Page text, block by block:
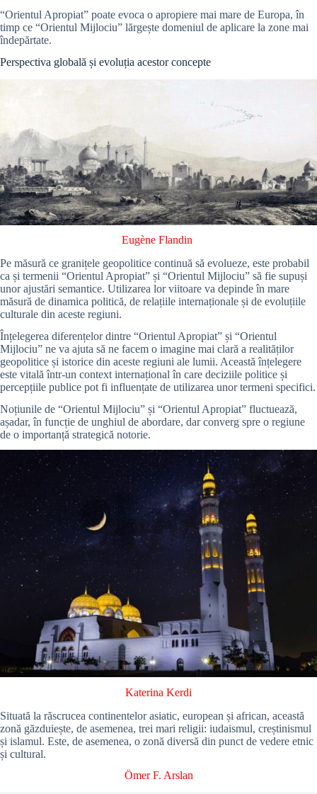
“Orientul Apropiat” poate evoca o apropiere mai mare de Europa, în
timp ce “Orientul Mijlociu” lărgește domeniul de aplicare la zone mai
îndepărtate.
Perspectiva globală și evoluția acestor concepte
Eugène Flandin
Pe măsură ce granițele geopolitice continuă să evolueze, este probabil
ca și termenii “Orientul Apropiat” și “Orientul Mijlociu” să fie supuși
unor ajustări semantice. Utilizarea lor viitoare va depinde în mare
măsură de dinamica politică, de relațiile internaționale și de evoluțiile
culturale din aceste regiuni.
Înțelegerea diferențelor dintre “Orientul Apropiat” și “Orientul
Mijlociu” ne va ajuta să ne facem o imagine mai clară a realităților
geopolitice și istorice din aceste regiuni ale lumii. Această înțelegere
este vitală într-un context internațional în care deciziile politice și
percepțiile publice pot fi influențate de utilizarea unor termeni specifici.
Noțiunile de “Orientul Mijlociu” și “Orientul Apropiat” fluctuează,
așadar, în funcție de unghiul de abordare, dar converg spre o regiune
de o importanță strategică notorie.
Katerina Kerdi
Situată la răscrucea continentelor asiatic, european și african, această
zonă găzduiește, de asemenea, trei mari religii: iudaismul, creștinismul
și islamul. Este, de asemenea, o zonă diversă din punct de vedere etnic
și cultural.
Ömer F. Arslan